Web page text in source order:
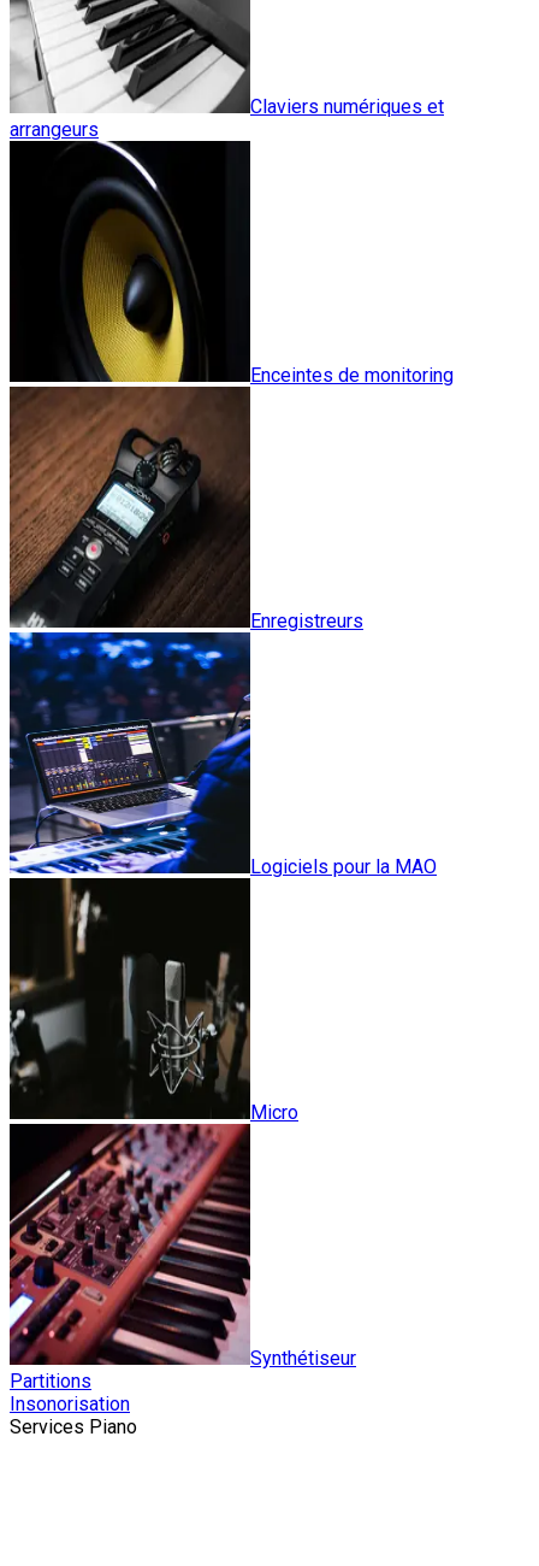
Claviers numériques et
arrangeurs
Enceintes de monitoring
Enregistreurs
Logiciels pour la MAO
Micro
Synthétiseur
Partitions
Insonorisation
Services Piano